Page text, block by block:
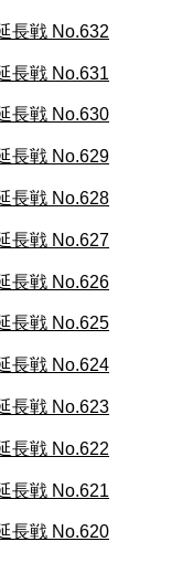
長戦 No.632
長戦 No.631
長戦 No.630
長戦 No.629
長戦 No.628
長戦 No.627
長戦 No.626
長戦 No.625
長戦 No.624
長戦 No.623
長戦 No.622
長戦 No.621
長戦 No.620